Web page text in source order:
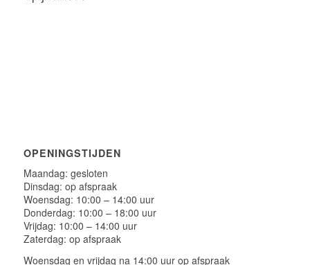
OPENINGSTIJDEN
Maandag: gesloten
Dinsdag: op afspraak
Woensdag: 10:00 – 14:00 uur
Donderdag: 10:00 – 18:00 uur
Vrijdag: 10:00 – 14:00 uur
Zaterdag: op afspraak
Woensdag en vrijdag na 14:00 uur op afspraak